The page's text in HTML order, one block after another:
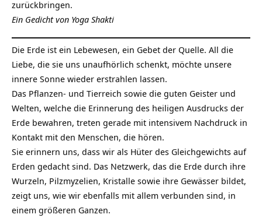
zurückbringen.
Ein Gedicht von Yoga Shakti
Die Erde ist ein Lebewesen, ein Gebet der Quelle. All die
Liebe, die sie uns unaufhörlich schenkt, möchte unsere
innere Sonne wieder erstrahlen lassen.
Das Pflanzen- und Tierreich sowie die guten Geister und
Welten, welche die Erinnerung des heiligen Ausdrucks der
Erde bewahren, treten gerade mit intensivem Nachdruck in
Kontakt mit den Menschen, die hören.
Sie erinnern uns, dass wir als Hüter des Gleichgewichts auf
Erden gedacht sind. Das Netzwerk, das die Erde durch ihre
Wurzeln, Pilzmyzelien, Kristalle sowie ihre Gewässer bildet,
zeigt uns, wie wir ebenfalls mit allem verbunden sind, in
einem größeren Ganzen.